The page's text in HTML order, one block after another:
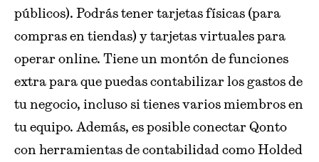
públicos). Podrás tener tarjetas físicas (para
compras en tiendas) y tarjetas virtuales para
operar online. Tiene un montón de funciones
extra para que puedas contabilizar los gastos de
tu negocio, incluso si tienes varios miembros en
tu equipo. Además, es posible conectar Qonto
con herramientas de contabilidad como Holded